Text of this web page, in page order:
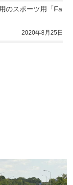
のスポーツ用「Fa
2020年8月25日